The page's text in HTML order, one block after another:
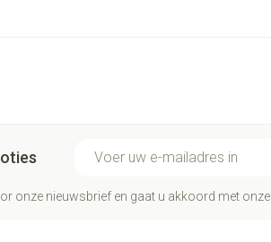
onze nieuwsbrief en gaat u akkoord met onze